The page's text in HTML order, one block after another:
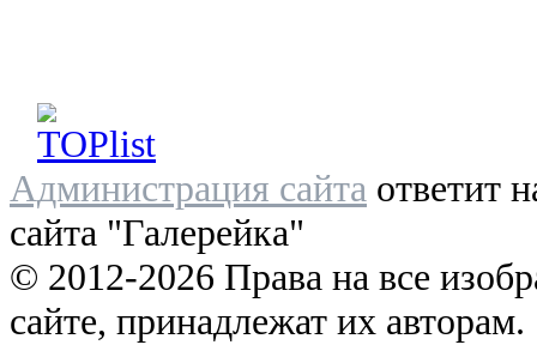
Администрация сайта ответит
сайта "Галерейка"
© 2012-2026 Права на все
сайте, принадлежат их авторам.